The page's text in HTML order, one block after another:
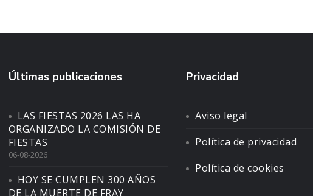
Últimas publicaciones
LAS FIESTAS 2026 LAS HA
ORGANIZADO LA COMISIÓN DE
FIESTAS
06-08-2026
HOY SE CUMPLEN 300 AÑOS
DE LA MUERTE DE FRAY
Privacidad
Aviso legal
Política de privacidad
Política de cookies